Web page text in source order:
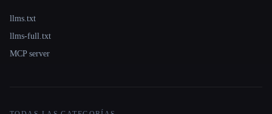
llms.txt
llms-full.txt
MCP server